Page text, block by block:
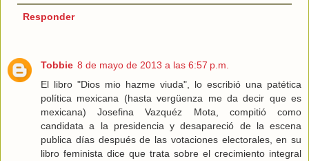
Responder
Tobbie 8 de mayo de 2013 a las 6:57 p.m.
El libro "Dios mio hazme viuda", lo escribió una patética
política mexicana (hasta vergüenza me da decir que es
mexicana) Josefina Vazquéz Mota, compitió como
candidata a la presidencia y desapareció de la escena
publica días después de las votaciones electorales, en su
libro feminista dice que trata sobre el crecimiento integral